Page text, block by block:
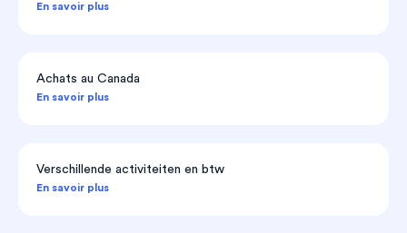
En savoir plus
Achats au Canada
En savoir plus
Verschillende activiteiten en btw
En savoir plus